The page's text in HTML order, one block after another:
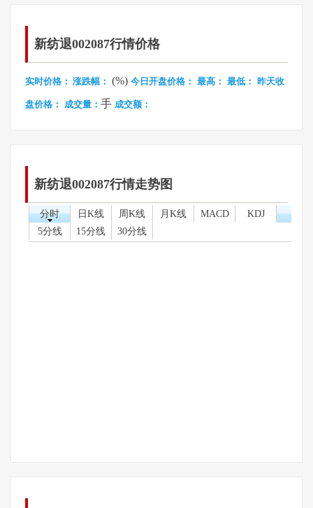
新纺退002087行情价格
实时价格： 涨跌幅： (%) 今日开盘价格： 最高： 最低： 昨天收
盘价格： 成交量： 手 成交额：
新纺退002087行情走势图
分时 日K线 周K线 月K线 MACD
KDJ
5分线
15分线 30分线